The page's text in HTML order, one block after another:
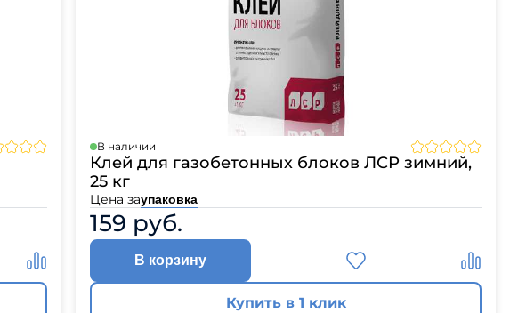
В наличии
Клей для газобетонных блоков ЛСР зимний,
25 кг
Цена заупаковка
159 руб.
В корзину
Купить в 1 клик